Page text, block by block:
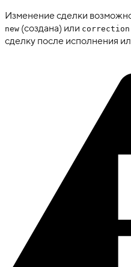
Изменение сделки
new (создана) или correction
сделку после исполнения